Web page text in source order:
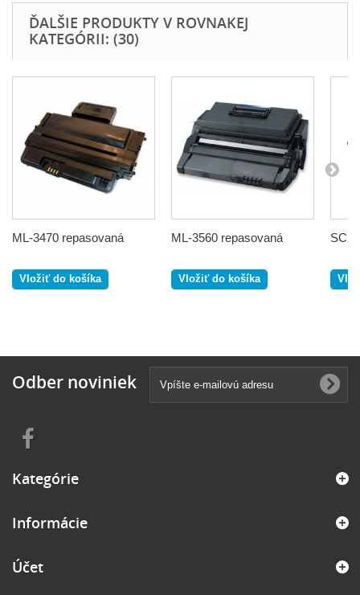
ĎALŠIE PRODUKTY V ROVNAKEJ
KATEGÓRII: (30)
ML-3470 repasovaná
Vložiť do košíka
ML-3560 repasovaná
Vložiť do košíka
Odber noviniek
Kategórie
Informácie
Účet